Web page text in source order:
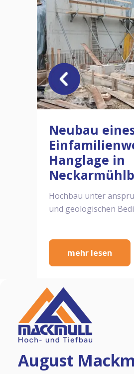
Neubau
Hanglage in
Hochbau unter
und geologischen
mehr lesen
August